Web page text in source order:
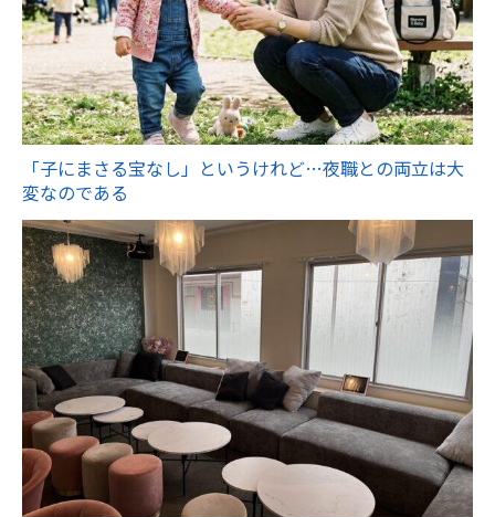
「子にまさる宝なし」というけれど…夜職との両立は大
変なのである